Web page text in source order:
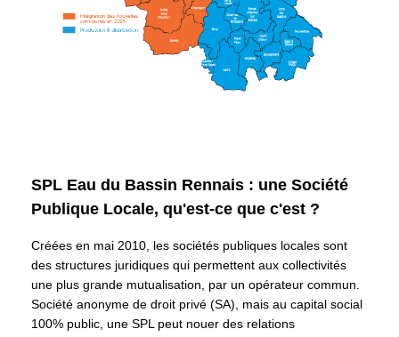
SPL Eau du Bassin Rennais : une Société
Publique Locale, qu'est-ce que c'est ?
Créées en mai 2010, les sociétés publiques locales sont
des structures juridiques qui permettent aux collectivités
une plus grande mutualisation, par un opérateur commun.
Société anonyme de droit privé (SA), mais au capital social
100% public, une SPL peut nouer des relations